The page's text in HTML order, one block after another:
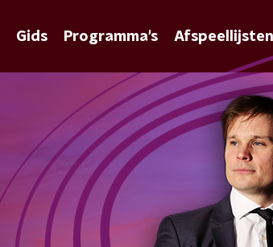
Gids Programma's Afspeellijsten